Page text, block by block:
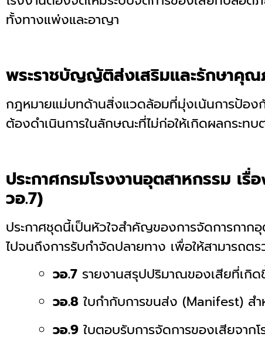
ทั้งทางแพ่งและอาญา
พระราชบัญญัติส่งเสริมและรักษาคุ
กฎหมายแม่บทด้านสิ่งแวดล้อมที่มุ่งเน้นการป้อง
ต้องดำเนินการในลักษณะที่ไม่ก่อให้เกิดผลกระทบ
ประกาศกรมโรงงานอุตสาหกรรม เ
วอ.7)
ประกาศชุดนี้เป็นหัวใจสำคัญของการจัดการกา
ไปจนถึงการรับกำจัดปลายทาง เพื่อให้สามารถ
วอ.7 รายงานสรุปปริมาณของเสียที่เกิด
วอ.8 ใบกำกับการขนส่ง (Manifest) ส
วอ.9 ใบตอบรับการจัดการของเสียจาก